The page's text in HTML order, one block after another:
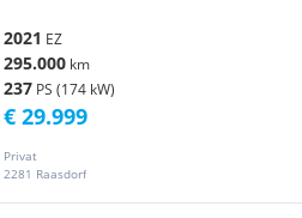
2021 EZ
295.000 km
237 PS (174 kW)
Privat
2281 Raasdorf
€ 29.999